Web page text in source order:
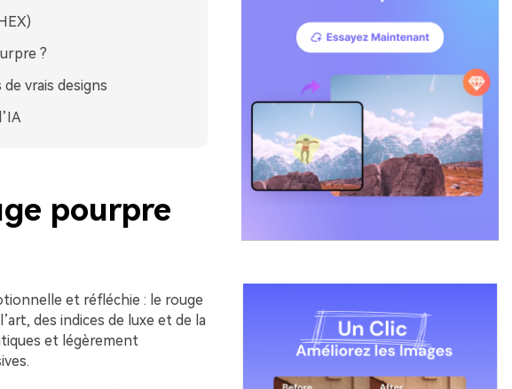
?
vrais designs
pourpre
et réfléchie : le rouge
des indices de luxe et de la
et légèrement